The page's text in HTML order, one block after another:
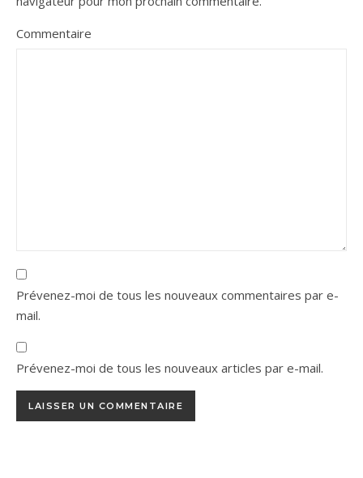
Commentaire
Prévenez-moi de tous les nouveaux commentaires par e-
mail.
Prévenez-moi de tous les nouveaux articles par e-mail.